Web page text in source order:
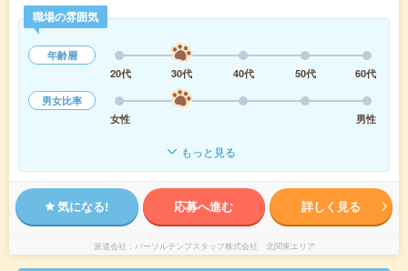
職場の雰囲気
年齢層
20代
30代 40代 50代
60代
男女比率
女性
男性
もっと見る
気になる! 応募へ進む 詳しく見る
派遣会社 パーソルテンプスタッフ株式会社 北関東エリア